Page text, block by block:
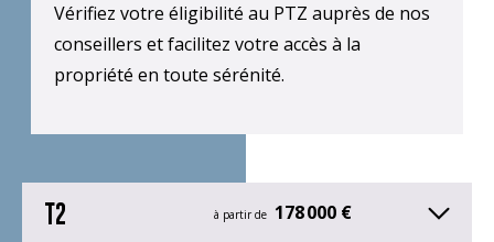
Vérifiez votre éligibilité au PTZ auprès de nos
conseillers et facilitez votre accès à la
propriété en toute sérénité.
T2 à partir de 178 000 €